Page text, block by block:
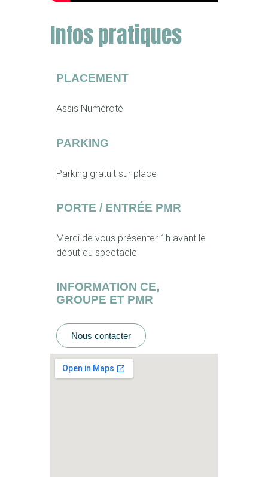
Infos pratiques
PLACEMENT
Assis Numéroté
PARKING
Parking gratuit sur place
PORTE / ENTRÉE PMR
Merci de vous présenter 1h avant le
début du spectacle
INFORMATION CE,
GROUPE ET PMR
Nous contacter